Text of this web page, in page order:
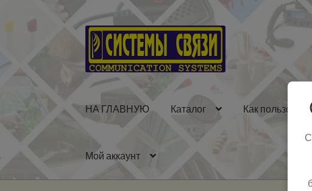
Перейти
к
навигации
Перейти
к
содержимому
НА ГЛАВНУЮ Каталог Как
Мой аккаунт